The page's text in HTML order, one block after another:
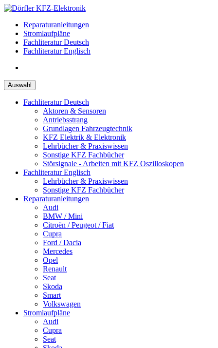
Zum
springenReparaturanleitungen
Stromlaufpläne
Fachliteratur Deutsch
Fachliteratur Englisch
Auswahl
Fachliteratur Deutsch
Aktoren & Sensoren
Antriebsstrang
Grundlagen Fahrzeugtechnik
KFZ Elektrik & Elektronik
Lehrbücher & Praxiswissen
Sonstige KFZ Fachbücher
Störsignale - Arbeiten mit KFZ Oszilloskopen
Fachliteratur Englisch
Lehrbücher & Praxiswissen
Sonstige KFZ Fachbücher
Reparaturanleitungen
Audi
BMW / Mini
Citroën / Peugeot / Fiat
Cupra
Ford / Dacia
Mercedes
Opel
Renault
Seat
Skoda
Smart
Volkswagen
Stromlaufpläne
Audi
Cupra
Seat